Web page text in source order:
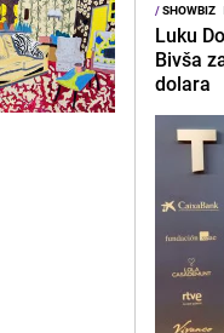
/SHOWBIZ
Luku
Bivša
dolara